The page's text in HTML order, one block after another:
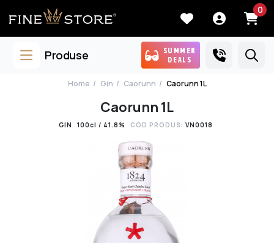
0
Produse
SUMMER
DEALS
Home Gin Caorunn Caorunn 1L
Caorunn 1L
GIN 100cl / 41.8% COD PRODUS: VN0018